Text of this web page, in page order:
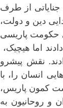
از طرف
دین و دولت،
حکومت پاریسی
اما هیچیک،
نقش پیشرو
انسان را، با
کمون پاریس،
و روحانیون به